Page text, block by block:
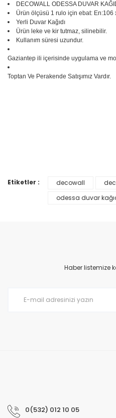
DECOWALL ODESSA DUVAR
Ürün ölçüsü 1 rulo için ebat: En:106
Yerli Duvar Kağıdı
Ürün leke ve kir tutmaz, silinebilir.
Kullanım süresi uzundur.
Gaziantep ili içerisinde uygulama ve
Toptan Ve Perakende Satışımız Vardır.
Bu ürünün fiyat bilgisi, resim,
Ürün bilgilerinde hatalar
Prime ArtDECO Duvar Kağıdı
Etiketler : decowall
odessa duvar
Haber listemize
0(532) 012 10 05